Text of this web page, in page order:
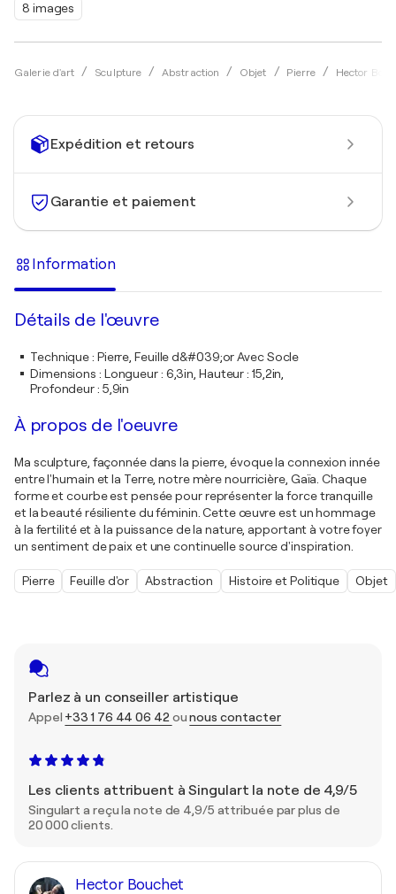
8 images
Galerie d'art Sculpture Abstraction Objet Pierre Hector
Expédition et retours
Garantie et paiement
Parlez à un conseiller artistique
Appel +33 1 76 44 06 42 ounous contacter
Les clients attribuent à Singulart la note de 4,9/5
Singulart a reçu la note de 4,9/5 attribuée par plus de
20 000 clients.
Hector Bouchet
Information
Détails de l'œuvre
Technique: Pierre, Feuille d&#039;or Avec Socle
Dimensions : Longueur : 6,3in, Hauteur : 15,2in,
Profondeur : 5,9in
À propos de l'oeuvre
Ma sculpture, façonnée dans la pierre, évoque la connexion innée
entre l'humain et la Terre, notre mère nourricière, Gaïa. Chaque
forme et courbe est pensée pour représenter la force tranquille
et la beauté résiliente du féminin. Cette œuvre est un hommage
à la fertilité et à la puissance de la nature, apportant à votre foyer
un sentiment de paix et une continuelle source d'inspiration.
Pierre Feuille d'or Abstraction Histoire et Politique Objet